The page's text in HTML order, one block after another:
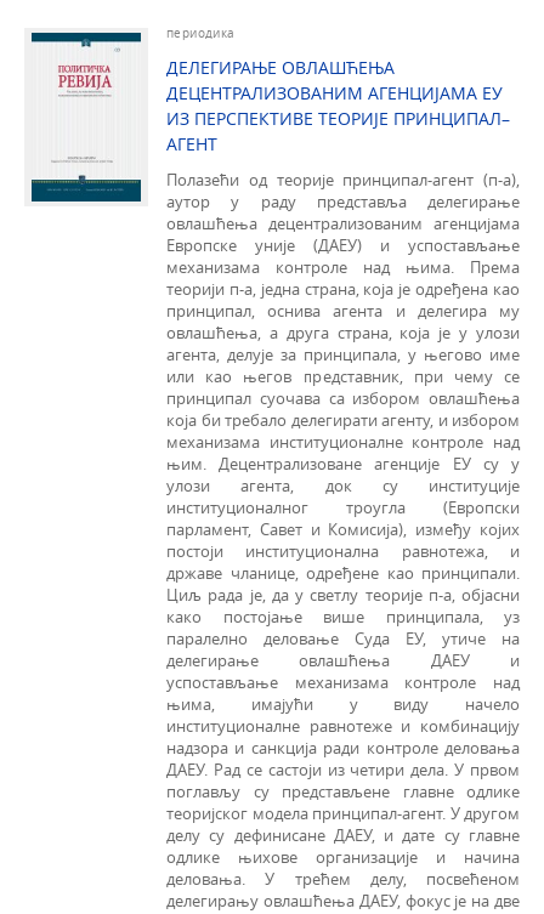
периодика
ДЕЛЕГИРАЊЕ ОВЛАШЋЕЊА
ДЕЦЕНТРАЛИЗОВАНИМ АГЕНЦИЈАМА ЕУ
ИЗ ПЕРСПЕКТИВЕ ТЕОРИЈЕ ПРИНЦИПАЛ–
АГЕНТ
Полазећи од теорије принципал-агент (п-а),
аутор у раду представља делегирање
овлашћења децентрализованим агенцијама
Европске уније (ДАЕУ) и успостављање
механизама контроле над њима. Према
теорији п-а, једна страна, која је одређена као
принципал, оснива агента и делегира му
овлашћења, а друга страна, која је у улози
агента, делује за принципала, у његово име
или као његов представник, при чему се
принципал суочава са избором овлашћења
која би требало делегирати агенту, и избором
механизама институционалне контроле над
њим. Децентрализоване агенције ЕУ су у
улози агента, док су институције
институционалног троугла (Европски
парламент, Савет и Комисија), између којих
постоји институционална равнотежа, и
државе чланице, одређене као принципали.
Циљ рада је, да у светлу теорије п-а, објасни
како постојање више принципала, уз
паралелно деловање Суда ЕУ, утиче на
делегирање овлашћења ДАЕУ и
успостављање механизама контроле над
њима, имајући у виду начело
институционалне равнотеже и комбинацију
надзора и санкција ради контроле деловања
ДАЕУ. Рад се састоји из четири дела. У првом
поглављу су представљене главне одлике
теоријског модела принципал-агент. У другом
делу су дефинисане ДАЕУ, и дате су главне
одлике њихове организације и начина
деловања. У трећем делу, посвећеном
делегирању овлашћења ДАЕУ, фокус је на две